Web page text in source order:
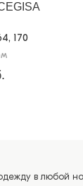
170
в любой